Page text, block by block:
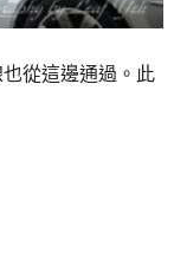
從這邊通過。此